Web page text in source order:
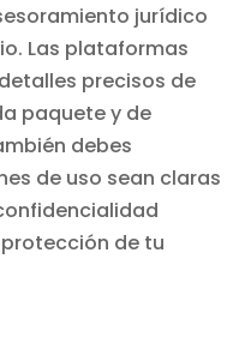
jurídico
Las plataformas
precisos de
paquete y de
debes
de uso sean claras
de tu